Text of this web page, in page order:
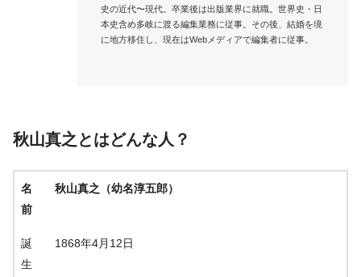
史の近代〜現代。卒業後は出版業界に就職。世界史・日
本史含め多岐に渡る編集業務に従事。その後、結婚を境
に地方移住し、現在はWebメディアで編集者に従事。
秋山真之とはどんな人？
名
前
秋山真之（幼名淳五郎）
誕
生
1868年4月12日